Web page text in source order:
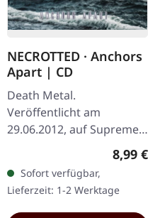
NECROTTED · Anchors
Apart | CD
Death Metal.
Veröffentlicht am
29.06.2012, auf Supreme
Chaos Records. CD im
Jewelcase mit 8-seitigem
Booklet. Hier gibt es nicht
weniger als modernen…
8,99 €
Sofort verfügbar,
Lieferzeit: 1-2 Werktage